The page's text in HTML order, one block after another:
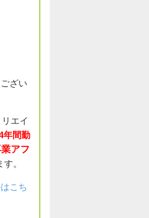
ざい
エイ
年間勤
アフ
。
こち